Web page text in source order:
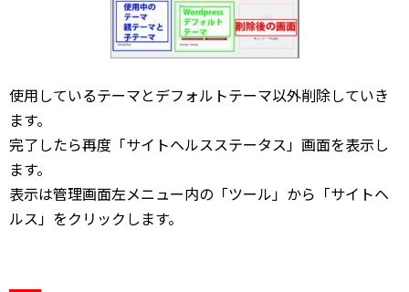
使用しているテーマとデフォルトテーマ以外削除していき
ます。
完了したら再度「サイトヘルスステータス」画面を表示し
ます。
表示は管理画面左メニュー内の「ツール」から「サイトヘ
ルス」をクリックします。